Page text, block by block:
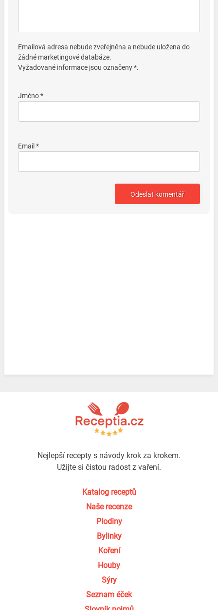
Emailová adresa nebude zveřejněna a nebude uložena do
žádné marketingové databáze.
Vyžadované informace jsou označeny *.
Jméno *
Email *
Nejlepší recepty s návody krok za krokem.
Užijte si čistou radost z vaření.
Katalog receptů
Naše recenze
Plodiny
Bylinky
Koření
Houby
Sýry
Seznam éček